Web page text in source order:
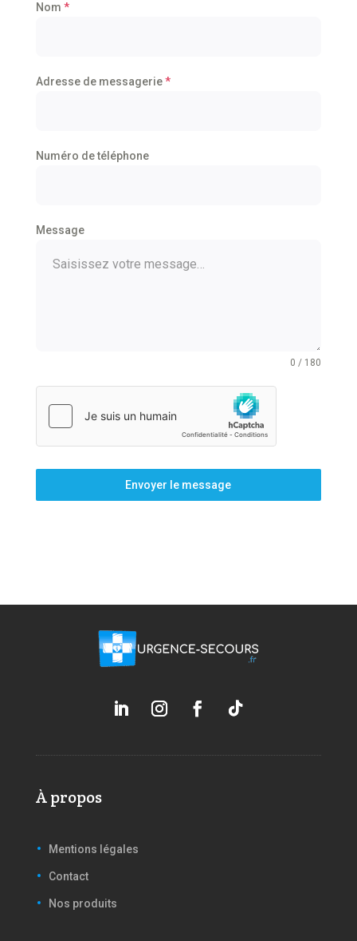
Nom *
Adresse de messagerie*
Numéro de téléphone
Message
0 / 180
Envoyer le message
À propos
Mentions légales
Contact
Nos produits